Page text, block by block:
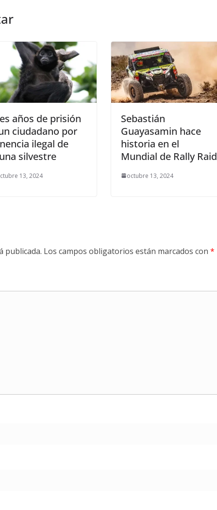
años de prisión
ciudadano por
ilegal de
silvestre
13, 2024
Sebastián
Guayasamin hace
historia en el
Mundial de Rally Raid
octubre 13, 2024
publicada. Los campos obligatorios están marcados con *